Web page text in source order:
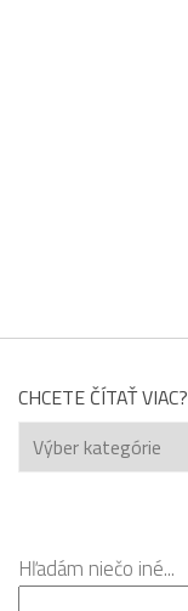
CHCETE ČÍTAŤ VIAC?
Chcete
čítať
Hľadám niečo iné...